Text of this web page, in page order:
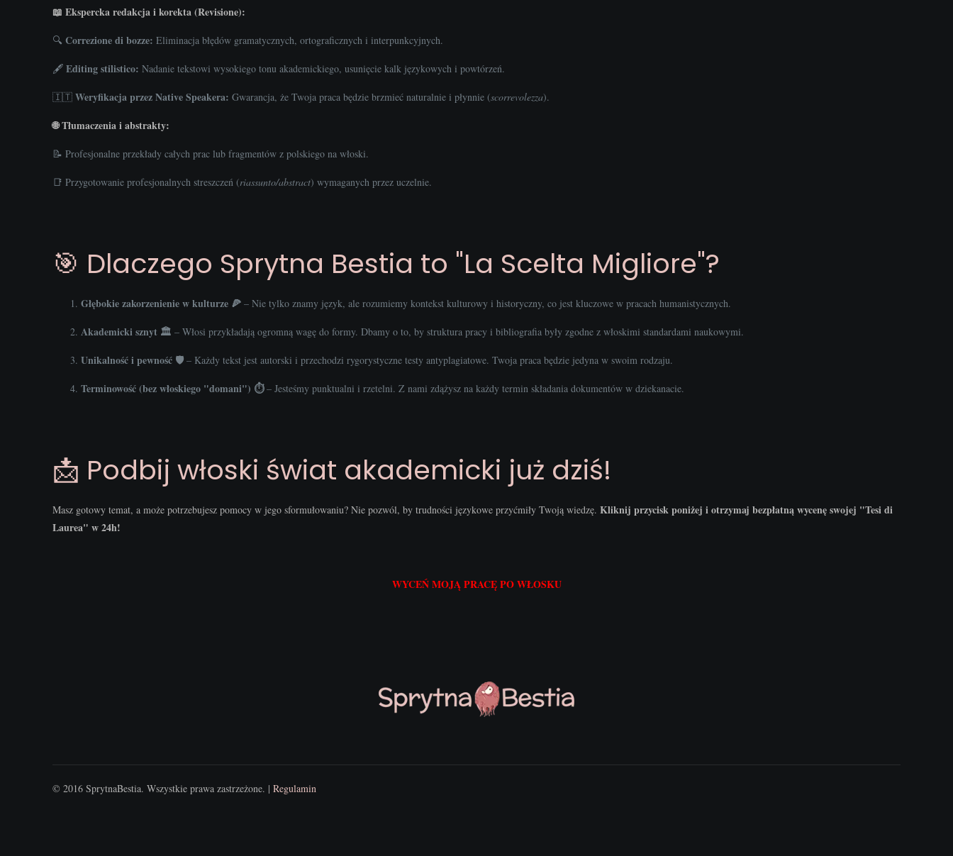
📖 Ekspercka redakcja i korekta (Revisione):
🔍 Correzione di bozze: Eliminacja błędów gramatycznych, ortograficznych i interpunkcyjnych.
🖋️ Editing stilistico: Nadanie tekstowi wysokiego tonu akademickiego, usunięcie kalk językowych i powtórzeń.
🇮🇹 Weryfikacja przez Native Speakera: Gwarancja, że Twoja praca będzie brzmieć naturalnie i płynnie (scorrevolezza).
🌐 Tłumaczenia i abstrakty:
📝 Profesjonalne przekłady całych prac lub fragmentów z polskiego na włoski.
📑 Przygotowanie profesjonalnych streszczeń (riassunto/abstract) wymaganych przez uczelnie.
🎯 Dlaczego Sprytna Bestia to "La Scelta Migliore"?
Głębokie zakorzenienie w kulturze 🍕 – Nie tylko znamy język, ale rozumiemy kontekst kulturowy i historyczny, co jest kluczowe w pracach humanistycznych.
Akademicki sznyt 🏛️ – Włosi przykładają ogromną wagę do formy. Dbamy o to, by struktura pracy i bibliografia były zgodne z włoskimi standardami naukowymi.
Unikalność i pewność 🛡️ – Każdy tekst jest autorski i przechodzi rygorystyczne testy antyplagiatowe. Twoja praca będzie jedyna w swoim rodzaju.
Terminowość (bez włoskiego "domani") ⏱️– Jesteśmy punktualni i rzetelni. Z nami zdążysz na każdy termin składania dokumentów w dziekanacie.
📩 Podbij włoski świat akademicki już dziś!
Masz gotowy temat, a może potrzebujesz pomocy w jego sformułowaniu? Nie pozwól, by trudności językowe przyćmiły Twoją wiedzę. Kliknij przycisk poniżej i otrzymaj bezpłatną wycenę swojej "Tesi di
Laurea" w 24h!
WYCEŃ MOJĄ PRACĘ PO WŁOSKU
© 2016 SprytnaBestia. Wszystkie prawa zastrzeżone. | Regulamin